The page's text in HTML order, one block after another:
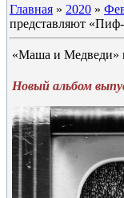
Главная » 2020 »
представляют
«Маша и Медведи»
Новый альбом